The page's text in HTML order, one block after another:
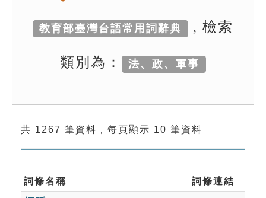
生字詞彙表
成語故事
索引選單
單字索引
教育部臺灣台語常用詞辭典 , 檢索
類別為： 法、政、軍事
共 1267 筆資料，每頁顯示 10 筆資料
詞條名稱 詞條連結